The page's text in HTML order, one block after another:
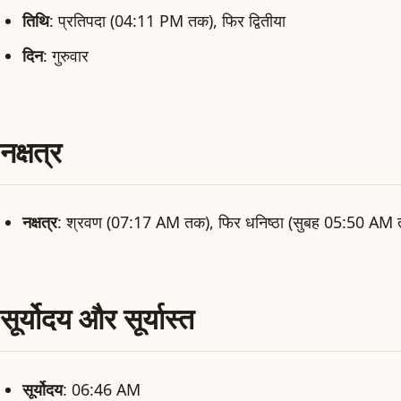
तिथि: प्रतिपदा (04:11 PM तक), फिर द्वितीया
दिन: गुरुवार
नक्षत्र
नक्षत्र: श्रवण (07:17 AM तक), फिर धनिष्ठा (सुबह 05:50 AM
सूर्योदय और सूर्यास्त
सूर्योदय: 06:46 AM